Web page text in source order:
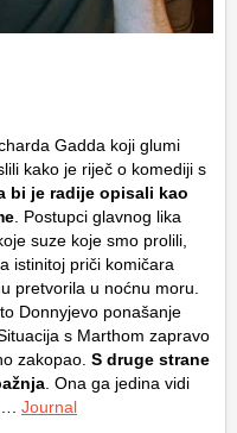
Gadda koji glumi
kako je riječ o komediji s
bi je radije opisali kao
. Postupci glavnog lika
suze koje smo prolili,
istinitoj priči komičara
pretvorila u noćnu moru.
Donnyjevo ponašanje
s Marthom zapravo
zakopao. S druge strane
. Ona ga jedina vidi
Journal